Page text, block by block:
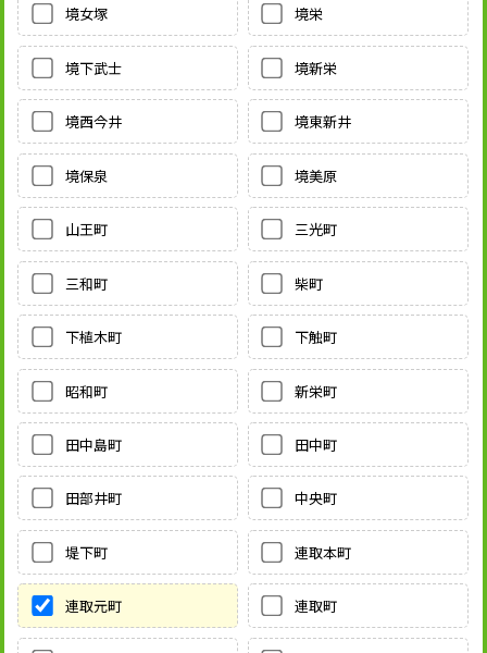
境女塚 境栄
境下武士 境新栄
境西今井 境東新井
境保泉 境美原
山王町 三光町
三和町 柴町
下植木町 下触町
昭和町 新栄町
田中島町 田中町
田部井町 中央町
堤下町 連取本町
連取元町 連取町